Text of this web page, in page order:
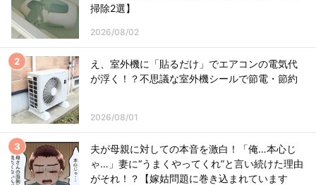
掃除2選】
2026/08/02
え、室外機に「貼るだけ」でエアコンの電気代
が浮く！？不思議な室外機シールで節電・節約
2026/08/01
夫が母親に対しての本音を激白！「俺…本心じ
ゃ…」妻に“うまくやってくれ”と言い続けた理由
がそれ！？【嫁姑問題に巻き込まれています